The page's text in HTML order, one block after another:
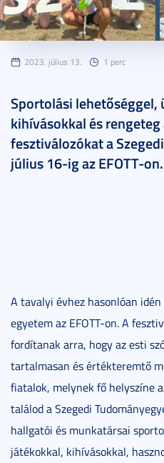
2023. július 13. 1 perc
Sportolási lehetőséggel,
kihívásokkal és
fesztiválozókat a
július 16-ig az EFOTT-on.
A tavalyi évhez hasonlóan idén
egyetem az EFOTT-on. A
fordítanak arra, hogy az esti
tartalmasan és értékteremtő
fiatalok, melynek fő helyszíne
találod a Szegedi
hallgatói és munkatársai
játékokkal, kihívásokkal,